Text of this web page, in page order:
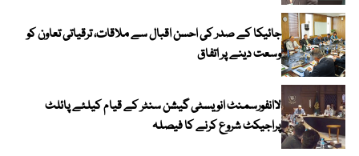
جائیکا کے صدر کی احسن اقبال سے ملاقات، ترقیاتی تعاون کو
وسعت دینے پر اتفاق
لاانفورسمنٹ انویسٹی گیشن سنٹر کے قیام کیلئے پائلٹ
پراجیکٹ شروع کرنے کا فیصلہ